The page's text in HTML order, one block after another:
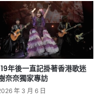
年後一直記掛著香港歌迷
奈奈獨家專訪
年 3 月 6 日